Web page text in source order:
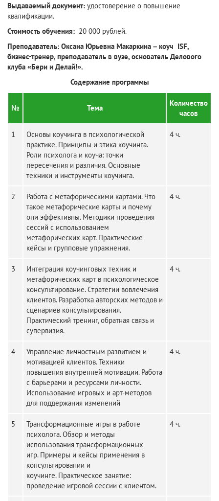
Выдаваемый документ: удостоверение о повышение
квалификации.
Стоимость обучения: 20 000 рублей.
Преподаватель: Оксана Юрьевна Макаркина – коуч ISF,
бизнес-тренер, преподаватель в вузе, основатель Делового
клуба «Бери и Делай!».
Содержание программы
№ Тема
Количество
часов
1
Основы коучинга в психологической
практике. Принципы и этика коучинга.
Роли психолога и коуча: точки
пересечения и различия. Основные
техники и инструменты коучинга.
4 ч.
2
Работа с метафорическими картами. Что
такое метафорические карты и почему
они эффективны. Методики проведения
сессий с использованием
метафорических карт. Практические
кейсы и групповые упражнения.
4 ч.
3
Интеграция коучинговых техник и
метафорических карт в психологическое
консультирование. Стратегии вовлечения
клиентов. Разработка авторских методов и
сценариев консультирования.
Практический тренинг, обратная связь и
супервизия.
4 ч.
4
Управление личностным развитием и
мотивацией клиентов. Техники
повышения внутренней мотивации. Работа
с барьерами и ресурсами личности.
Использование игровых и арт-методов
для поддержания изменений
4 ч.
5
Трансформационные игры в работе
психолога. Обзор и методы
использования трансформационных
игр. Примеры и кейсы применения в
консультировании и
коучинге. Практическое занятие:
проведение игровой сессии с клиентом.
4 ч.